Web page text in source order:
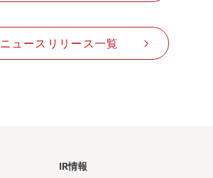
ニュースリリース一覧
IR情報